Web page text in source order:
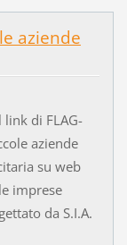
aziende
di FLAG-
aziende
su web
imprese
da S.I.A.